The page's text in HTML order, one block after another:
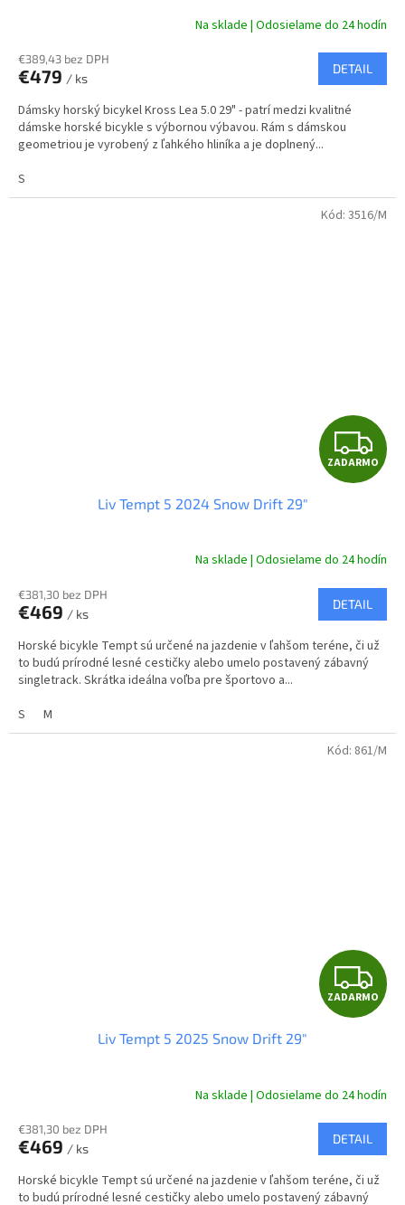
A
R
M
Na sklade | Odosielame do 24 hodín
€389,43 bez DPH
€479 / ks
DETAIL
Dámsky horský bicykel Kross Lea 5.0 29" - patrí medzi kvalitné
dámske horské bicykle s výbornou výbavou. Rám s dámskou
geometriou je vyrobený z ľahkého hliníka a je doplnený...
S
Z
A
A
R
M
ZADARMO
Liv Tempt 5 2024 Snow Drift 29"
Na sklade | Odosielame do 24 hodín
€381,30 bez DPH
€469 / ks
DETAIL
Horské bicykle Tempt sú určené na jazdenie v ľahšom teréne, či už
to budú prírodné lesné cestičky alebo umelo postavený zábavný
singletrack. Skrátka ideálna voľba pre športovo a...
S
M
Kód: 3516/M
Z
A
A
R
M
ZADARMO
Liv Tempt 5 2025 Snow Drift 29"
Na sklade | Odosielame do 24 hodín
€381,30 bez DPH
€469 / ks
DETAIL
Horské bicykle Tempt sú určené na jazdenie v ľahšom teréne, či už
to budú prírodné lesné cestičky alebo umelo postavený zábavný
Kód: 861/M